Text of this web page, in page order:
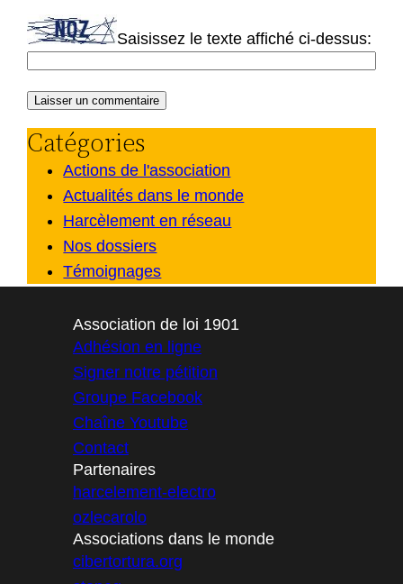
Saisissez le texte affiché ci-dessus:
Catégories
Actions de l'association
Actualités dans le monde
Harcèlement en réseau
Nos dossiers
Témoignages
Association de loi 1901
Adhésion en ligne
Signer notre pétition
Groupe Facebook
Chaîne Youtube
Contact
Partenaires
harcelement-electro
ozlecarolo
Associations dans le monde
cibertortura.org